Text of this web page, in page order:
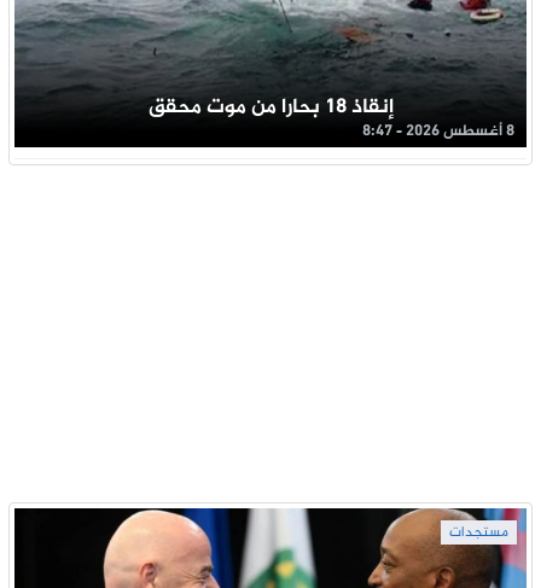
إنقاذ 18 بحارا من موت محقق
8 أغسطس 2026 - 8:47
مستجدات